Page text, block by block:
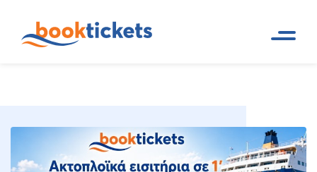
Fährverbindungen und Tickets